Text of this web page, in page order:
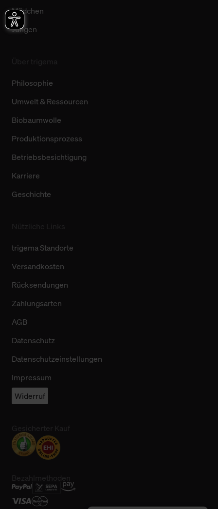
Mädchen
Jungen
Philosophie
Umwelt & Ressourcen
Biobaumwolle
Produktionsprozess
Betriebsbesichtigung
Karriere
Geschichte
trigema Standorte
Versandkosten
Rücksendungen
Zahlungsarten
AGB
Datenschutz
Datenschutzeinstellungen
Impressum
Widerruf